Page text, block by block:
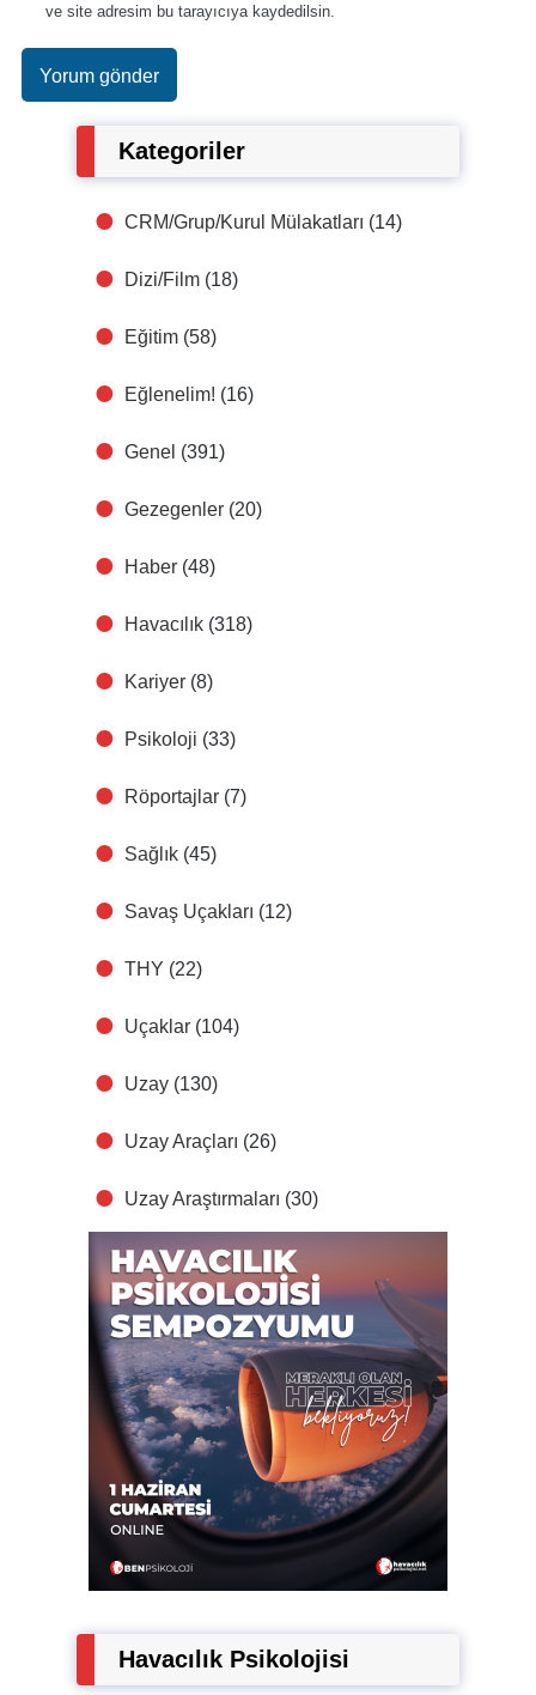
ve site adresim bu tarayıcıya kaydedilsin.
Kategoriler
CRM/Grup/Kurul Mülakatları (14)
Dizi/Film (18)
Eğitim (58)
Eğlenelim! (16)
Genel (391)
Gezegenler (20)
Haber (48)
Havacılık (318)
Kariyer (8)
Psikoloji (33)
Röportajlar (7)
Sağlık (45)
Savaş Uçakları (12)
THY (22)
Uçaklar (104)
Uzay (130)
Uzay Araçları (26)
Uzay Araştırmaları (30)
Havacılık Psikolojisi